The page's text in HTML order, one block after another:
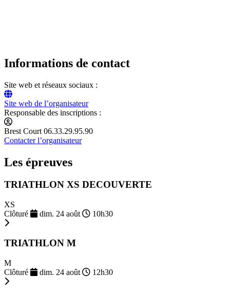
Informations de contact
Site web et réseaux sociaux :
Site web de l’organisateur
Responsable des inscriptions :
Brest Court 06.33.29.95.90
Contacter l’organisateur
Les épreuves
TRIATHLON XS DECOUVERTE
XS
Clôturé
dim. 24 août 10h30
TRIATHLON M
M
Clôturé
dim. 24 août 12h30